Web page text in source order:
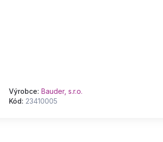
Výrobce: Bauder, s.r.o.
Kód: 23410005